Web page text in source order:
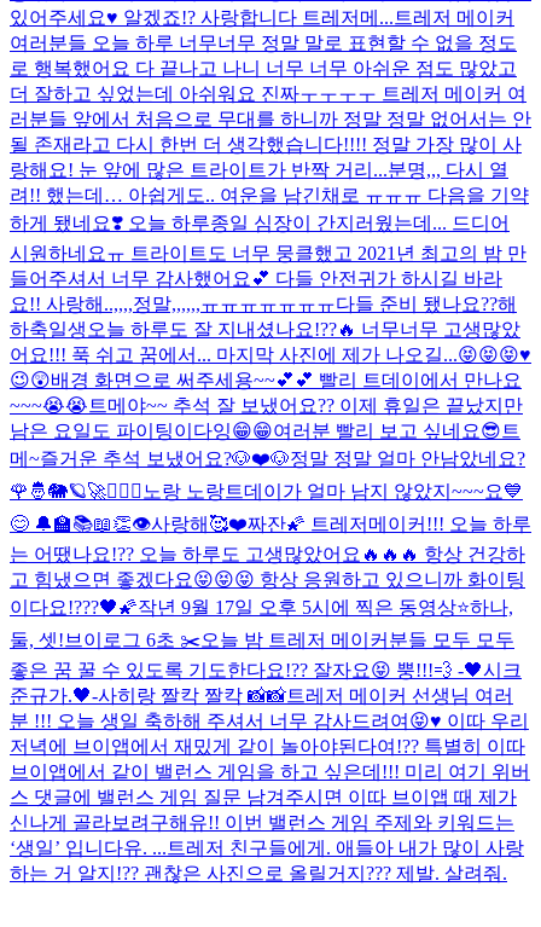
있어주세요♥️ 알겠죠!? 사랑합니다 트레저메... 트레저 메이커
여러분들 오늘 하루 너무너무 정말 말로 표현할 수 없을 정도
로 행복했어요 다 끝나고 나니 너무 너무 아쉬운 점도 많았고
더 잘하고 싶었는데 아쉬워요 진짜ㅜㅜㅜㅜ 트레저 메이커 여
러분들 앞에서 처음으로 무대를 하니까 정말 정말 없어서는 안
될 존재라고 다시 한번 더 생각했습니다!!!! 정말 가장 많이 사
랑해요! 눈 앞에 많은 트라이트가 반짝 거리...분명,,, 다시 열
려!! 했는데… 아쉽게도.. 여운을 남긴채로 ㅠㅠㅠ 다음을 기약
하게 됐네요❣️ 오늘 하루종일 심장이 간지러웠는데... 드디어
시원하네요ㅠ 트라이트도 너무 뭉클했고 2021년 최고의 밤 만
들어주셔서 너무 감사했어요💕 다들 안전귀가 하시길 바라
요!! 사랑해..,,,,정말,,,,,,ㅠㅠㅠㅠㅠㅠㅠ다들 준비 됐나요??해
하축일생 오늘 하루도 잘 지내셨나요!??🔥 너무너무 고생많았
어요!!! 푹 쉬고 꿈에서... 마지막 사진에 제가 나오길...😝😝😝♥️
😉😲배경 화면으로 써주세용~~💕💕 빨리 트데이에서 만나요
~~~😭😭 트메야~~ 추석 잘 보냈어요?? 이제 휴일은 끝났지만
남은 요일도 파이팅이다잉😁😁여러분 빨리 보고 싶네요😎 트
메~즐거운 추석 보냈어요?🐶❤️🐶정말 정말 얼마 안남았네요?
🌹🤴🐘🪐🚀🙇🏻‍♂️ 노랑 노랑트데이가 얼마 남지 않았지~~~요💙
😊 🔔🏫📚📖👏👁사랑해🥰❤️짜잔🌠 트레저메이커!!! 오늘 하루
는 어땠나요!?? 오늘 하루도 고생많았어요🔥🔥🔥 항상 건강하
고 힘냈으면 좋겠다요😝😝😝 항상 응원하고 있으니까 화이팅
이다요!???🖤🌠작년 9월 17일 오후 5시에 찍은 동영상⭐️하나,
둘, 셋! 브이로그 6초 ✂️오늘 밤 트레저 메이커분들 모두 모두
좋은 꿈 꿀 수 있도록 기도한다요!?? 잘자요😝 뿡!!!💨 -🖤시크
준규가.🖤-사히랑 짤칵 짤칵 📸📸트레저 메이커 선생님 여러
분 !!! 오늘 생일 축하해 주셔서 너무 감사드려여😝♥️ 이따 우리
저녁에 브이앱에서 재밌게 같이 놀아야된다여!?? 특별히 이따
브이앱에서 같이 밸런스 게임을 하고 싶은데!!! 미리 여기 위버
스 댓글에 밸런스 게임 질문 남겨주시면 이따 브이앱 때 제가
신나게 골라보려구해유!! 이번 밸런스 게임 주제와 키워드는
‘생일’ 입니다유. ... 트레저 친구들에게. 애들아 내가 많이 사랑
하는 거 알지!?? 괜찮은 사진으로 올릴거지??? 제발. 살려줘.